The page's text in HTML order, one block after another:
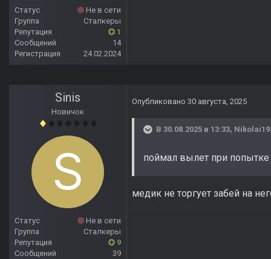
Статус
Не в сети
Группа
Сталкеры
Репутация
1
Сообщений
14
Регистрация
24.02.2024
Sinis
Новичок
Статус
Не в сети
Группа
Сталкеры
Репутация
9
Сообщений
39
Опубликовано 30 августа, 2025
В 30.08.2025 в 13:33,
поймал вылет при попытке
медик не торгует забей на